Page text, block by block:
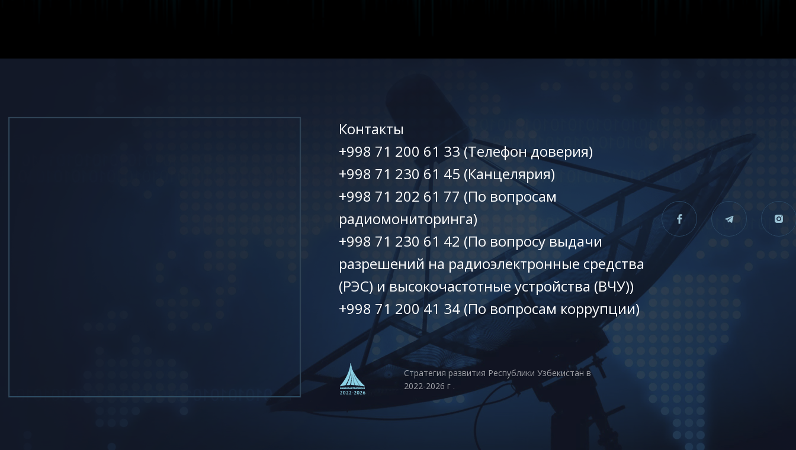
Контакты
+998 71 200 61 33 (Телефон доверия)
+998 71 230 61 45 (Канцелярия)
+998 71 202 61 77 (По вопросам
радиомониторинга)
+998 71 230 61 42 (По вопросу выдачи
разрешений на радиоэлектронные средства
(РЭС) и высокочастотные устройства (ВЧУ))
+998 71 200 41 34 (По вопросам коррупции)
Стратегия развития Республики Узбекистан в
2022-2026 г .